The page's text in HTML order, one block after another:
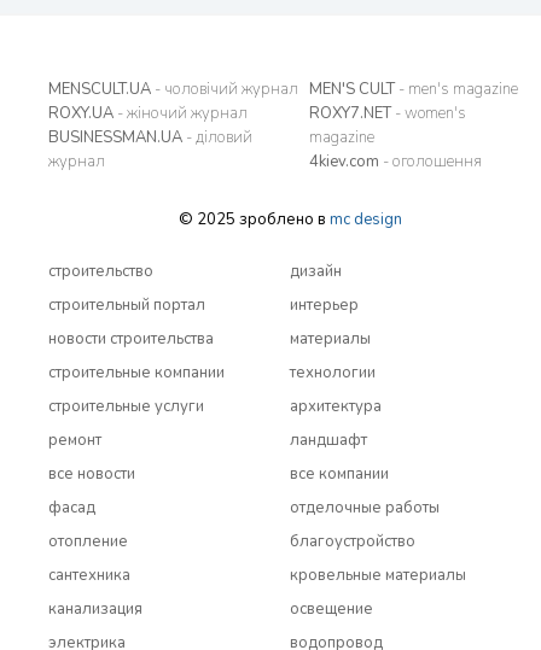
MENSCULT.UA - чоловічий журнал
ROXY.UA - жіночий журнал
BUSINESSMAN.UA - діловий
журнал
MEN'S CULT- men's magazine
ROXY7.NET- women's
magazine
4kiev.com - оголошення
© 2025 зроблено в mc design
строительство
строительный портал
новости строительства
строительные компании
строительные услуги
ремонт
все новости
дизайн
интерьер
материалы
технологии
архитектура
ландшафт
все компании
фасад
отопление
сантехника
канализация
электрика
отделочные работы
благоустройство
кровельные материалы
освещение
водопровод